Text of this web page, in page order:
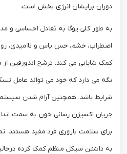
دوران برایشان انرژی بخش است.
به طور کلی یوگا به تعادل احساسی و
اضطراب، خشم، حس یاس و ناامیدی،
کمک شایانی می کند. ترشح اندورفین از
نگه می دارد که خود می تواند عامل
شرایط باشد. همچنین آرام شدن
جریان اکسیژن رسانی خون به سمت
برای سلامت باروری فرد مفید هستند.
به داشتن سیکل منظم کمک کرده